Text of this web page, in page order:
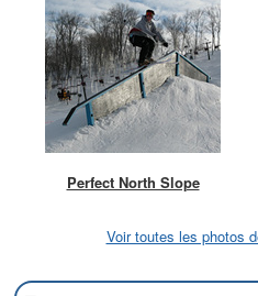
Perfect North Slope
Voir toutes les photos